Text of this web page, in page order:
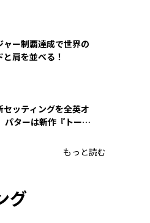
ャー制覇達成で世界の
肩を並べる！
セッティングを全英オ
パターは新作『トーチ
もっと読む
グ